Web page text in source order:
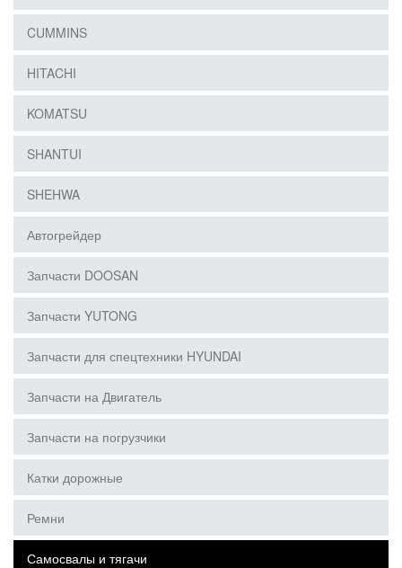
CUMMINS
HITACHI
KOMATSU
SHANTUI
SHEHWA
Автогрейдер
Запчасти DOOSAN
Запчасти YUTONG
Запчасти для спецтехники HYUNDAI
Запчасти на Двигатель
Запчасти на погрузчики
Катки дорожные
Ремни
Самосвалы и тягачи